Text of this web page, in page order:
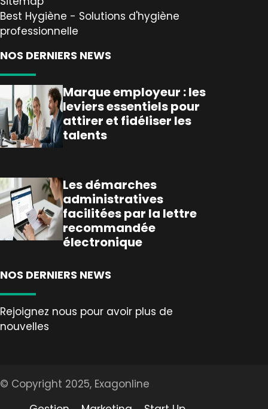
Best Hygiène - Solutions d'hygiène
professionnelle
NOS DERNIERS NEWS
Marque employeur : les
leviers essentiels pour
attirer et fidéliser les
talents
Les démarches
administratives
facilitées par la lettre
recommandée
électronique
NOS DERNIERS NEWS
Rejoignez nous pour avoir plus de
nouvelles
© Copyright 2025, Exagonline